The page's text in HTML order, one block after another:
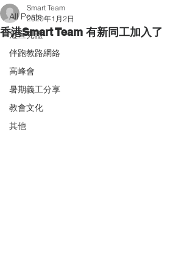
All Posts
短宣見證
伴跑教路網絡
高峰會
暑期義工分享
教會文化
其他
香港Smart Team 有新同工加入了
Smart Team
2020年1月2日